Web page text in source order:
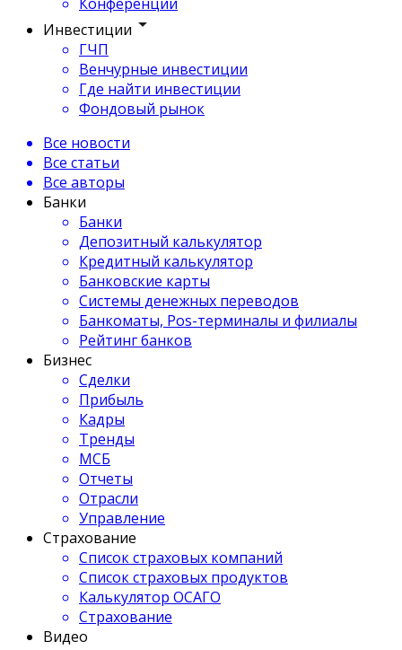
Инвестиции
ГЧП
Венчурные инвестиции
Где найти инвестиции
Фондовый рынок
Все новости
Все статьи
Все авторы
Банки
Банки
Депозитный калькулятор
Кредитный калькулятор
Банковские карты
Системы денежных переводов
Банкоматы, Pos-терминалы и филиалы
Рейтинг банков
Бизнес
Сделки
Прибыль
Кадры
Тренды
МСБ
Отчеты
Отрасли
Управление
Страхование
Список страховых компаний
Список страховых продуктов
Калькулятор ОСАГО
Страхование
Видео